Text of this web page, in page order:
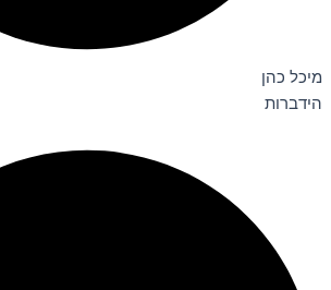
מיכל כהן
הידברות